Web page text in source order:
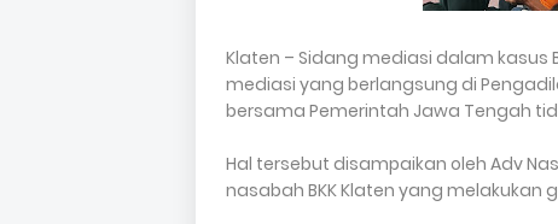
Klaten – Sidang mediasi dalam kasus
mediasi yang berlangsung di
bersama Pemerintah Jawa Tengah
Hal tersebut disampaikan oleh Adv
nasabah BKK Klaten yang